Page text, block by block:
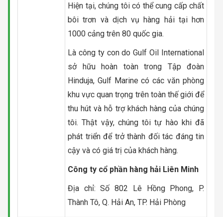
Hiện tại, chúng tôi có thể cung cấp chất
bôi trơn và dịch vụ hàng hải tại hơn
1000 cảng trên 80 quốc gia.
Là công ty con do Gulf Oil International
sở hữu hoàn toàn trong Tập đoàn
Hinduja, Gulf Marine có các văn phòng
khu vực quan trọng trên toàn thế giới để
thu hút và hỗ trợ khách hàng của chúng
tôi. Thật vậy, chúng tôi tự hào khi đã
phát triển để trở thành đối tác đáng tin
cậy và có giá trị của khách hàng.
Công ty cổ phần hàng hải Liên Minh
Địa chỉ: Số 802 Lê Hồng Phong, P.
Thành Tô, Q. Hải An, TP. Hải Phòng